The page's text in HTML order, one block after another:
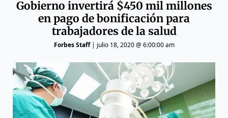
Gobierno invertirá $450 mil millones
en pago de bonificación para
trabajadores de la salud
Forbes Staff| julio 18, 2020 @ 6:00:00 am